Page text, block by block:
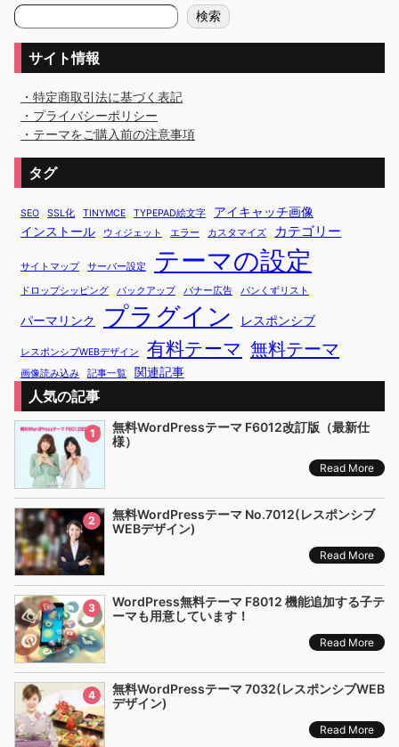
検
索
検索
サイト情報
・特定商取引法に基づく表記
・プライバシーポリシー
・テーマをご購入前の注意事項
タグ
SEO SSL化 TINYMCE TYPEPAD絵文字
アイキャッチ画像
インストール
ウィジェット エラー カスタマイズ カテゴリー
サイトマップ サーバー設定 テーマの設定
ドロップシッピング バックアップ バナー広告 パンくずリスト
パーマリンク プラグイン レスポンシブ
レスポンシブWEBデザイン 有料テーマ 無料テーマ
画像読み込み 記事一覧 関連記事
人気の記事
1
無料WordPressテーマ F6012改訂版（最新仕
様）
Read More
2
無料WordPressテーマ No.7012(レスポンシブ
WEBデザイン)
Read More
3
WordPress無料テーマ F8012 機能追加する子テ
ーマも用意しています！
Read More
4
無料WordPressテーマ 7032(レスポンシブWEB
デザイン)
Read More